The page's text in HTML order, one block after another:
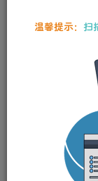
本站资源均为作者
用，请在下载后24
稀有二次元
6.5万级内购
跨服+GM授
stalker
2年前更新
温馨提示： 扫